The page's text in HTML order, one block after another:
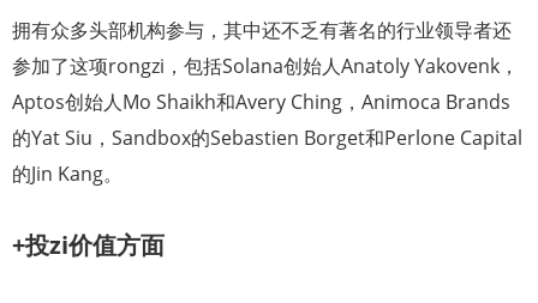
拥有众多头部机构参与，其中还不乏有著名的行业领导者还
参加了这项rongzi，包括Solana创始人Anatoly Yakovenk，
Aptos创始人Mo Shaikh和Avery Ching，Animoca Brands
的Yat Siu，Sandbox的Sebastien Borget和Perlone Capital
的Jin Kang。
+投zi价值方面